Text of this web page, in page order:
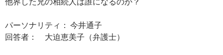
パーソナリティ： 今井通子
回答者： 大迫恵美子（弁護士）